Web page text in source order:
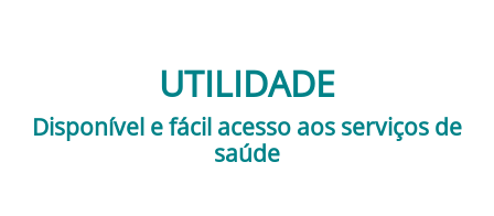
UTILIDADE
Disponível e fácil acesso aos serviços de
saúde